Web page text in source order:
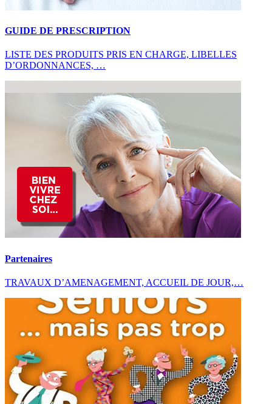
GUIDE DE PRESCRIPTION
LISTE DES PRODUITS PRIS EN CHARGE, LIBELLES
D’ORDONNANCES, …
Partenaires
TRAVAUX D’AMENAGEMENT, ACCUEIL DE JOUR,…